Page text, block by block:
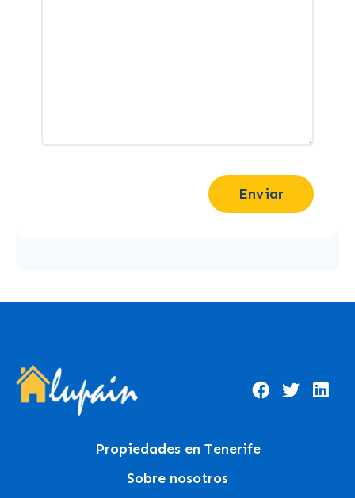
Enviar
Propiedades en Tenerife
Sobre nosotros